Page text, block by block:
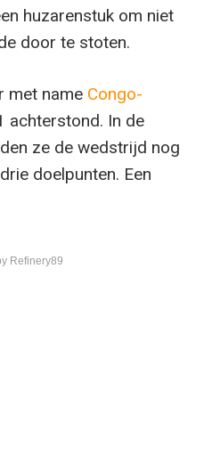
huzarenstuk om niet
door te stoten.
met name Congo-
achterstond. In de
ze de wedstrijd nog
doelpunten. Een
Refinery89